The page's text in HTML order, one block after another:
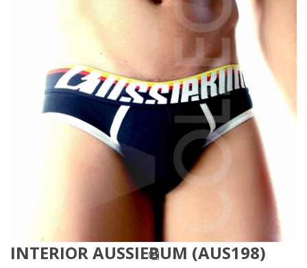
INTERIOR AUSSIEBUM (AUS198)